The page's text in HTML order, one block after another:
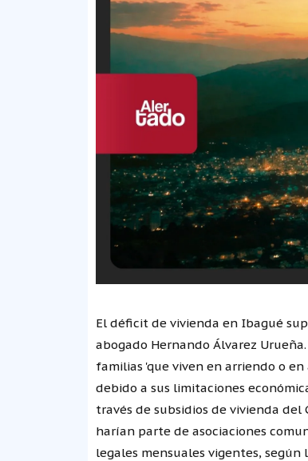
El déficit de vivienda en Ibagué
abogado Hernando Álvarez
familias 'que viven en arriendo o
debido a sus limitaciones
través de subsidios de vivienda del
harían parte de asociaciones
legales mensuales vigentes,